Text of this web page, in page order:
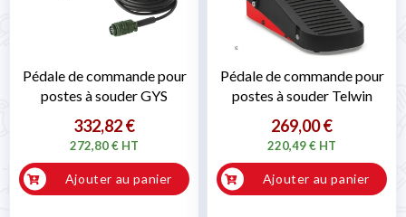
Pédale de commande pour
postes à souder GYS
332,82 €
272,80 € HT
Ajouter au panier
Pédale de commande pour
postes à souder Telwin
269,00 €
220,49 € HT
Ajouter au panier